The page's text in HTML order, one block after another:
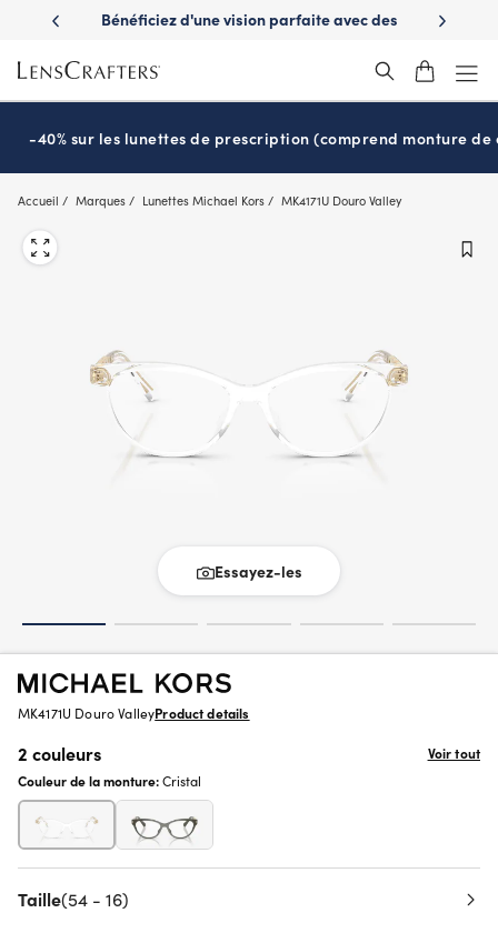
main
content
avantages
Bénéficiez d'une vision parfaite avec des
Prêt pour
-40% sur les lunettes de prescription (comprend monture de
Accueil Marques Lunettes Michael Kors MK4171U Douro Valley
Essayez-les
MK4171U Douro ValleyProduct details
2 couleurs
Voir tout
Couleur de la monture:Cristal
Taille(54 - 16)